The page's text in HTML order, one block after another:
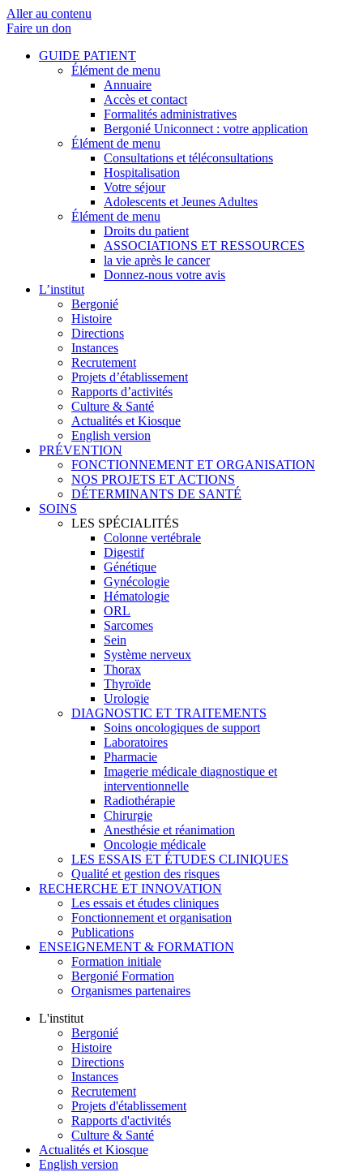
Aller au contenu
Faire un don
GUIDE PATIENT
Élément de menu
Annuaire
Accès et contact
Formalités administratives
Bergonié Uniconnect : votre application
Élément de menu
Consultations et téléconsultations
Hospitalisation
Votre séjour
Adolescents et Jeunes Adultes
Élément de menu
Droits du patient
ASSOCIATIONS ET RESSOURCES
la vie après le cancer
Donnez-nous votre avis
L’institut
Bergonié
Histoire
Directions
Instances
Recrutement
Projets d’établissement
Rapports d’activités
Culture & Santé
Actualités et Kiosque
English version
PRÉVENTION
FONCTIONNEMENT ET ORGANISATION
NOS PROJETS ET ACTIONS
DÉTERMINANTS DE SANTÉ
SOINS
LES SPÉCIALITÉS
Colonne vertébrale
Digestif
Génétique
Gynécologie
Hématologie
ORL
Sarcomes
Sein
Système nerveux
Thorax
Thyroïde
Urologie
DIAGNOSTIC ET TRAITEMENTS
Soins oncologiques de support
Laboratoires
Pharmacie
Imagerie médicale diagnostique et
interventionnelle
Radiothérapie
Chirurgie
Anesthésie et réanimation
Oncologie médicale
LES ESSAIS ET ÉTUDES CLINIQUES
Qualité et gestion des risques
RECHERCHE ET INNOVATION
Les essais et études cliniques
Fonctionnement et organisation
Publications
ENSEIGNEMENT & FORMATION
Formation initiale
Bergonié Formation
Organismes partenaires
L'institut
Bergonié
Histoire
Directions
Instances
Recrutement
Projets d'établissement
Rapports d'activités
Culture & Santé
Actualités et Kiosque
English version